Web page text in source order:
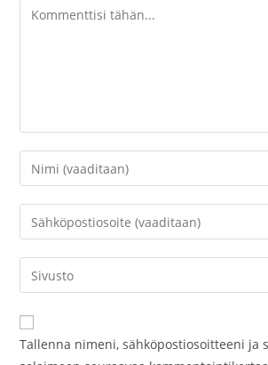
Tallenna nimeni, sähköpostiosoitteeni ja